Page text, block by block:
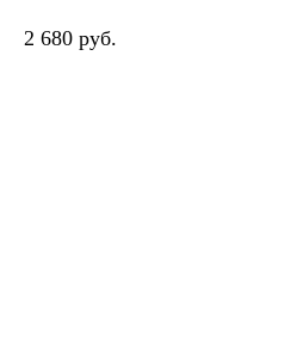
2 680 руб.